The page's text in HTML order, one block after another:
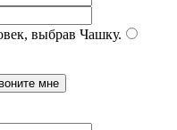
выбрав Чашку.